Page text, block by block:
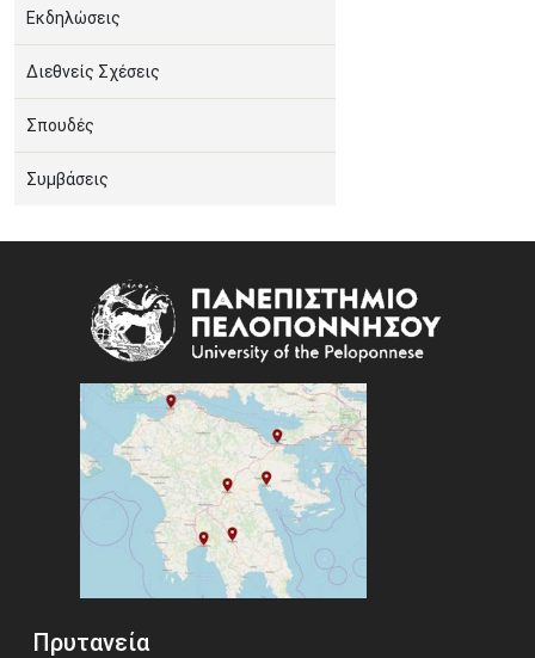
Εκδηλώσεις
Διεθνείς Σχέσεις
Σπουδές
Συμβάσεις
Πρυτανεία